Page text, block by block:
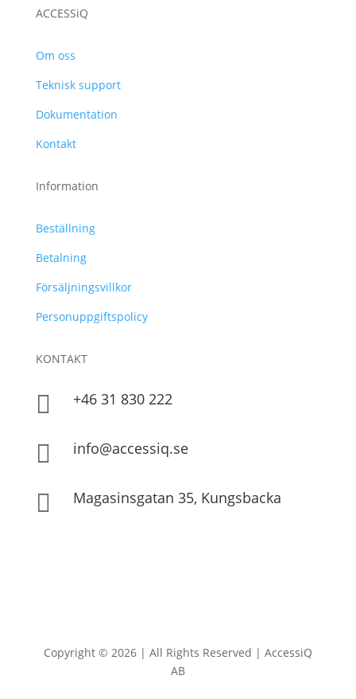
ACCESSiQ
Om oss
Teknisk support
Dokumentation
Kontakt
Information
Beställning
Betalning
Försäljningsvillkor
Personuppgiftspolicy
KONTAKT
 +46 31 830 222
 info@accessiq.se
 Magasinsgatan 35, Kungsbacka
Copyright © 2026 | All Rights Reserved | AccessiQ
AB